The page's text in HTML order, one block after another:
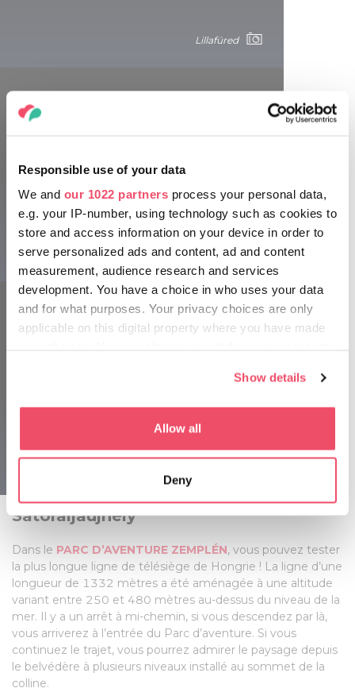
Responsible use of your data
We and our 1022 partners process your personal data,
e.g. your IP-number, using technology such as cookies to
store and access information on your device in order to
serve personalized ads and content, ad and content
measurement, audience research and services
development. You have a choice in who uses your data
and for what purposes. Your privacy choices are only
applicable on this digital property where you have made
If you allow, we would also like to:
which can be accurate to within several meters
Identify your device by actively scanning it for
specific characteristics (fingerprinting)
Find out more about how your personal data is processed
and set your preferences in the details section
We use cookies to personalise content and ads, to
provide social media features and to analyse our traffic.
We also share information about your use of our site with
our social media, advertising and analytics partners who
may combine it with other information that you’ve
provided to them or that they’ve collected from your use
Show details
Allow all
Deny
Lillafüred
Lillafüred
Mátra
L’une des attractions les plus intéressantes du parc
d’aventure Oxygen Adrenalin Park est le
MÁTRAreliant Sástó et le parc d’aventure. Ce télésiège
parcourt un trajet de 500 mètres. Les passagers peuvent
admirer la magnifique vue qui donne sur le lac, le belvédère
et la ville de Gyöngyös. Le trajet dure 7 minutes dans un
sens. Le télésiège transporte les passagers à une hauteur
de 17 mètres par rapport au sol et relie la gare de la vallée
554 mètres. Les enfants en dessous de 125 cm peuvent
adulte.
d’aventure.
Sátoraljaújhely
Dans le PARC D’AVENTURE ZEMPLÉN, vous pouvez tester
la plus longue ligne de télésiège de Hongrie ! La ligne d’une
longueur de 1332 mètres a été aménagée à une altitude
variant entre 250 et 480 mètres au-dessus du niveau de la
mer. Il y a un arrêt à mi-chemin, si vous descendez par là,
vous arriverez à l’entrée du Parc d’aventure. Si vous
continuez le trajet, vous pourrez admirer le paysage depuis
le belvédère à plusieurs niveaux installé au sommet de la
colline.